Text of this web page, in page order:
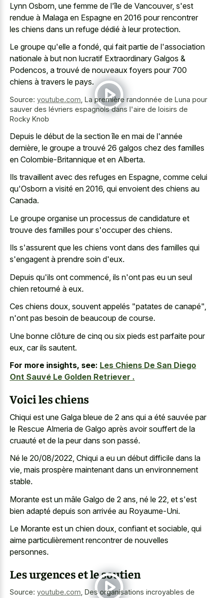
Lynn Osborn, une femme de l'île de Vancouver, s'est
rendue à Malaga en Espagne en 2016 pour rencontrer
les chiens dans un refuge dédié à leur protection.
Le groupe qu'elle a fondé, qui fait partie de l'association
nationale à but non lucratif Extraordinary Galgos &
Podencos, a trouvé de nouveaux foyers pour 700
chiens à travers le pays.
Source: youtube.com La première randonnée de Luna pour
sauver des lévriers espagnols dans l'aire de loisirs de
Rocky Knob
Depuis le début de la section île en mai de l'année
dernière, le groupe a trouvé 26 galgos chez des familles
en Colombie-Britannique et en Alberta.
Ils travaillent avec des refuges en Espagne, comme celui
qu'Osborn a visité en 2016, qui envoient des chiens au
Canada.
Le groupe organise un processus de candidature et
trouve des familles pour s'occuper des chiens.
Ils s'assurent que les chiens vont dans des familles qui
s'engagent à prendre soin d'eux.
Depuis qu'ils ont commencé, ils n'ont pas eu un seul
chien retourné à eux.
Ces chiens doux, souvent appelés "patates de canapé",
n'ont pas besoin de beaucoup de course.
Une bonne clôture de cinq ou six pieds est parfaite pour
eux, car ils sautent.
For more insights, see: Les Chiens De San Diego
Ont Sauvé Le Golden Retriever .
Voici les chiens
Chiqui est une Galga bleue de 2 ans qui a été sauvée par
le Rescue Almeria de Galgo après avoir souffert de la
cruauté et de la peur dans son passé.
Né le 20/08/2022, Chiqui a eu un début difficile dans la
vie, mais prospère maintenant dans un environnement
stable.
Morante est un mâle Galgo de 2 ans, né le 22, et s'est
bien adapté depuis son arrivée au Royaume-Uni.
Le Morante est un chien doux, confiant et sociable, qui
aime particulièrement rencontrer de nouvelles
personnes.
Les urgences et le soutien
Source: youtube.com Des organisations incroyables de